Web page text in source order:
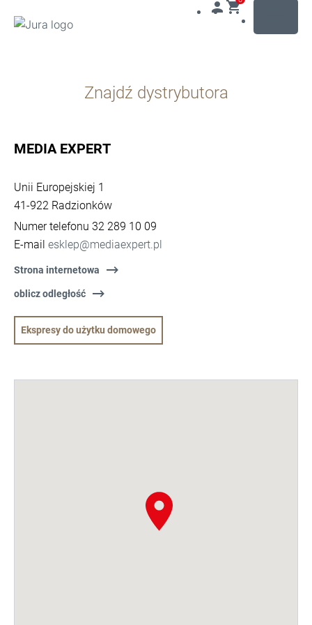
opcji
wyszukiwania
Znajdź dystrybutora
MEDIA EXPERT
Unii Europejskiej 1
41-922 Radzionków
Numer telefonu 32 289 10 09
E-mail esklep@mediaexpert.pl
Strona internetowa
oblicz odległość
Ekspresy do użytku domowego